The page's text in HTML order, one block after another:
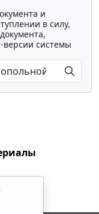
и
в силу,
версии системы